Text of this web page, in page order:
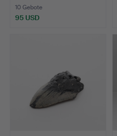
10 Gebote
95 USD